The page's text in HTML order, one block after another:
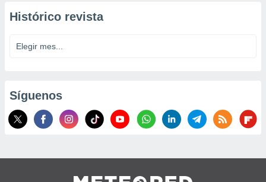
Histórico revista
Síguenos